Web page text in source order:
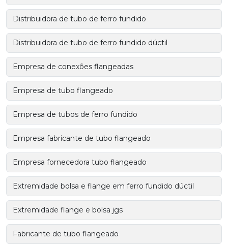
Distribuidora de tubo de ferro fundido
Distribuidora de tubo de ferro fundido dúctil
Empresa de conexões flangeadas
Empresa de tubo flangeado
Empresa de tubos de ferro fundido
Empresa fabricante de tubo flangeado
Empresa fornecedora tubo flangeado
Extremidade bolsa e flange em ferro fundido dúctil
Extremidade flange e bolsa jgs
Fabricante de tubo flangeado